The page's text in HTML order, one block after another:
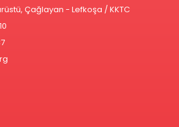
Çağlayan - Lefkoşa / KKTC